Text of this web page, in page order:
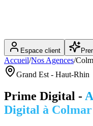
Espace client
Accueil/Nos Agences/
Grand Est - Haut-Rhin
Prime Digital -
Digital à Colmar